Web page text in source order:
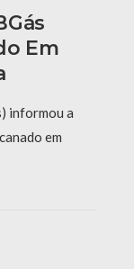
Em
informou a
em